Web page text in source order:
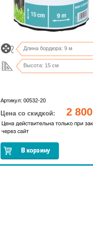
Длина бордюра: 9 м
Высота: 15 см
Артикул: 00532-20
Цена со скидкой: 2 800